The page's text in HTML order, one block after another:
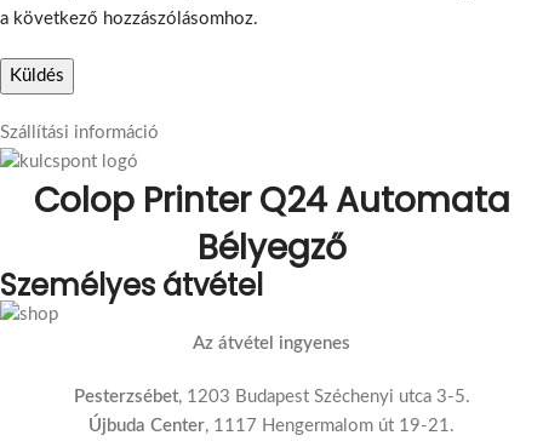
a következő hozzászólásomhoz.
Szállítási információ
Colop Printer Q24 Automata
Bélyegző
Személyes átvétel
Az átvétel ingyenes
Pesterzsébet, 1203 Budapest Széchenyi utca 3-5.
Újbuda Center, 1117 Hengermalom út 19-21.